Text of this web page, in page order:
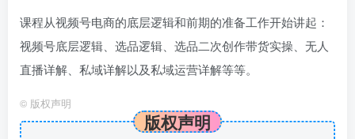
课程从视频号电商的底层逻辑和前期的准备工作开始讲起：
视频号底层逻辑、选品逻辑、选品二次创作带货实操、无人
直播详解、私域详解以及私域运营详解等等。
© 版权声明
版权声明